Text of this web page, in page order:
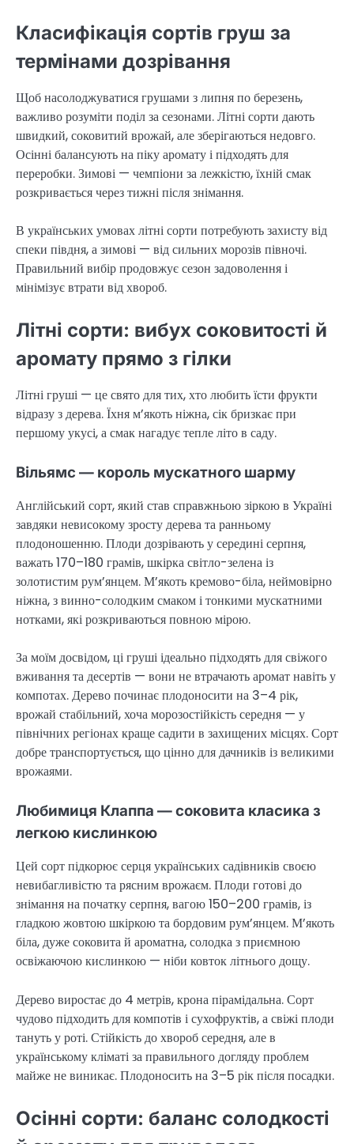
Класифікація сортів груш за
термінами дозрівання
Щоб насолоджуватися грушами з липня по березень,
важливо розуміти поділ за сезонами. Літні сорти дають
швидкий, соковитий врожай, але зберігаються недовго.
Осінні балансують на піку аромату і підходять для
переробки. Зимові — чемпіони за лежкістю, їхній смак
розкривається через тижні після знімання.
В українських умовах літні сорти потребують захисту від
спеки півдня, а зимові — від сильних морозів півночі.
Правильний вибір продовжує сезон задоволення і
мінімізує втрати від хвороб.
Літні сорти: вибух соковитості й
аромату прямо з гілки
Літні груші — це свято для тих, хто любить їсти фрукти
відразу з дерева. Їхня м’якоть ніжна, сік бризкає при
першому укусі, а смак нагадує тепле літо в саду.
Вільямс — король мускатного шарму
Англійський сорт, який став справжньою зіркою в Україні
завдяки невисокому зросту дерева та ранньому
плодоношенню. Плоди дозрівають у середині серпня,
важать 170–180 грамів, шкірка світло-зелена із
золотистим рум’янцем. М’якоть кремово-біла, неймовірно
ніжна, з винно-солодким смаком і тонкими мускатними
нотками, які розкриваються повною мірою.
За моїм досвідом, ці груші ідеально підходять для свіжого
вживання та десертів — вони не втрачають аромат навіть у
компотах. Дерево починає плодоносити на 3–4 рік,
врожай стабільний, хоча морозостійкість середня — у
північних регіонах краще садити в захищених місцях. Сорт
добре транспортується, що цінно для дачників із великими
врожаями.
Любимиця Клаппа — соковита класика з
легкою кислинкою
Цей сорт підкорює серця українських садівників своєю
невибагливістю та рясним врожаєм. Плоди готові до
знімання на початку серпня, вагою 150–200 грамів, із
гладкою жовтою шкіркою та бордовим рум’янцем. М’якоть
біла, дуже соковита й ароматна, солодка з приємною
освіжаючою кислинкою — ніби ковток літнього дощу.
Дерево виростає до 4 метрів, крона пірамідальна. Сорт
чудово підходить для компотів і сухофруктів, а свіжі плоди
тануть у роті. Стійкість до хвороб середня, але в
українському кліматі за правильного догляду проблем
майже не виникає. Плодоносить на 3–5 рік після посадки.
Осінні сорти: баланс солодкості